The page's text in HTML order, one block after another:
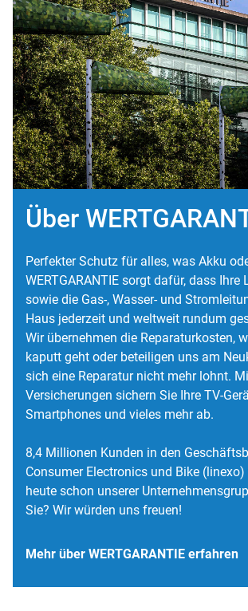
Über
Perfekter Schutz für alles, was Akku
WERTGARANTIE sorgt dafür, dass Ihre
sowie die Gas-, Wasser- und
Haus jederzeit und weltweit rundum
Wir übernehmen die Reparaturkosten,
kaputt geht oder beteiligen uns am
sich eine Reparatur nicht mehr lohnt.
Versicherungen sichern Sie Ihre TV-
Smartphones und vieles mehr ab.
8,4 Millionen Kunden in den
Consumer Electronics und Bike (linexo)
heute schon unserer
Sie? Wir würden uns freuen!
Mehr über WERTGARANTIE erfahren